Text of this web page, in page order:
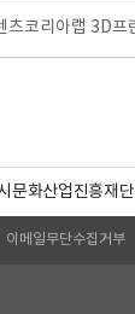
문화산업진흥재단
이메일무단수집거부